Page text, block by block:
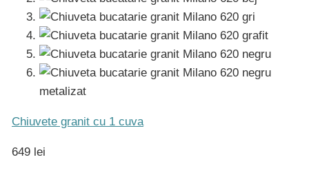
Chiuvete granit cu 1 cuva
649 lei